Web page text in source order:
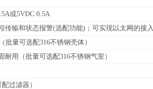
或5VDC 0.5A
传输和状态报警(选配功能)；可实现以太网的接入
量可选配316不锈钢壳体）
用（批量可选配316不锈钢气室）
过滤器）